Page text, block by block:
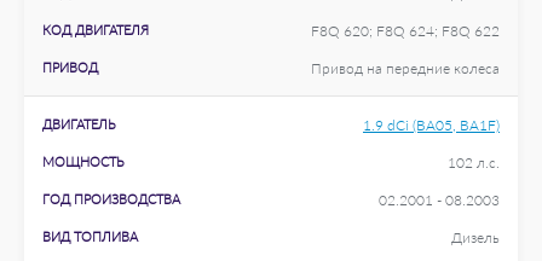
КОД ДВИГАТЕЛЯ F8Q 620; F8Q 624; F8Q 622
ПРИВОД Привод на передние колеса
ДВИГАТЕЛЬ 1.9 dCi (BA05, BA1F)
МОЩНОСТЬ 102 л.с.
ГОД ПРОИЗВОДСТВА 02.2001 - 08.2003
ВИД ТОПЛИВА Дизель